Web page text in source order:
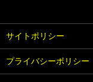
サイトポリシー
プライバシーポリシー